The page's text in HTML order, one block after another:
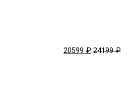
20599 ₽ 24199 ₽